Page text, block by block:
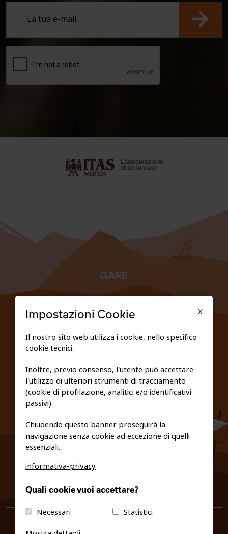
GARE
PRIVACY E COOKIE POLICY
info@fiso.it|fiso@pec-mail.eu
X
Impostazioni Cookie
Il nostro sito web utilizza i cookie, nello specifico
cookie tecnici.
Inoltre, previo consenso, l'utente può accettare
l'utilizzo di ulteriori strumenti di tracciamento
(cookie di profilazione, analitici e/o identificativi
passivi).
Chiudendo questo banner proseguirà la
navigazione senza cookie ad eccezione di quelli
essenziali.
informativa-privacy
Quali cookie vuoi accettare?
Necessari
Statistici